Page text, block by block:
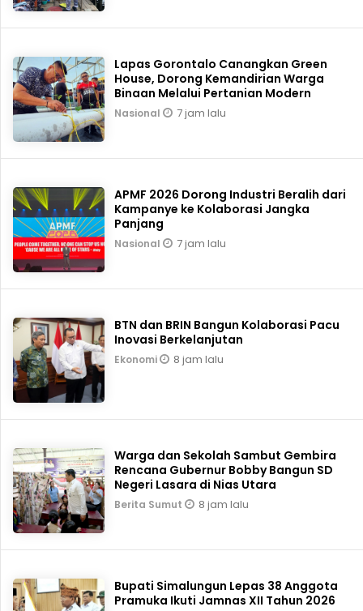
Lapas Gorontalo Canangkan Green
House, Dorong Kemandirian Warga
Binaan Melalui Pertanian Modern
Nasional 7 jam lalu
APMF 2026 Dorong Industri Beralih dari
Kampanye ke Kolaborasi Jangka
Panjang
Nasional 7 jam lalu
BTN dan BRIN Bangun Kolaborasi Pacu
Inovasi Berkelanjutan
Ekonomi 8 jam lalu
Warga dan Sekolah Sambut Gembira
Rencana Gubernur Bobby Bangun SD
Negeri Lasara di Nias Utara
Berita Sumut 8 jam lalu
Bupati Simalungun Lepas 38 Anggota
Pramuka Ikuti Jamnas XII Tahun 2026